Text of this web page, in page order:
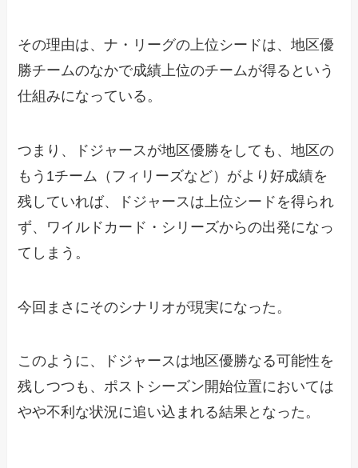
その理由は、ナ・リーグの上位シードは、地区優
勝チームのなかで成績上位のチームが得るという
仕組みになっている。
つまり、ドジャースが地区優勝をしても、地区の
もう1チーム（フィリーズなど）がより好成績を
残していれば、ドジャースは上位シードを得られ
ず、ワイルドカード・シリーズからの出発になっ
てしまう。
今回まさにそのシナリオが現実になった。
このように、ドジャースは地区優勝なる可能性を
残しつつも、ポストシーズン開始位置においては
やや不利な状況に追い込まれる結果となった。